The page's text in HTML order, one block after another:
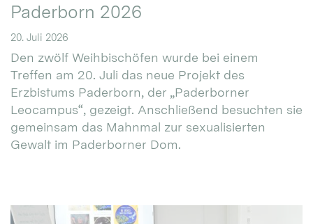
Paderborn 2026
20. Juli 2026
Den zwölf Weihbischöfen wurde bei einem
Treffen am 20. Juli das neue Projekt des
Erzbistums Paderborn, der „Paderborner
Leocampus“, gezeigt. Anschließend besuchten sie
gemeinsam das Mahnmal zur sexualisierten
Gewalt im Paderborner Dom.